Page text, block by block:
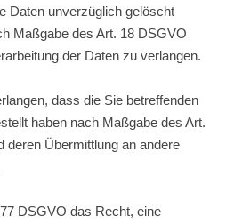
Daten unverzüglich gelöscht
Maßgabe des Art. 18 DSGVO
der Daten zu verlangen.
dass die Sie betreffenden
haben nach Maßgabe des Art.
deren Übermittlung an andere
DSGVO das Recht, eine